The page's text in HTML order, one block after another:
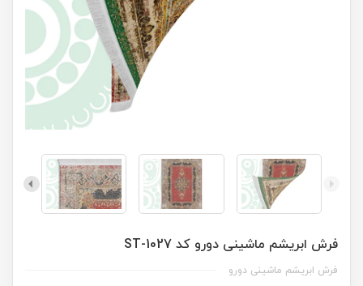
فرش ابریشم ماشینی دورو کد ST-1027
فرش ابریشم ماشینی دورو